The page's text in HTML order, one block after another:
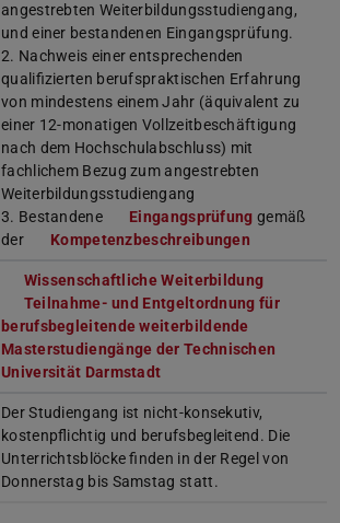
angestrebten Weiterbildungsstudiengang,
und einer bestandenen Eingangsprüfung.
2. Nachweis einer entsprechenden
qualifizierten berufspraktischen Erfahrung
von mindestens einem Jahr (äquivalent zu
einer 12-monatigen Vollzeitbeschäftigung
nach dem Hochschulabschluss) mit
fachlichem Bezug zum angestrebten
Weiterbildungsstudiengang
3. Bestandene
Eingangsprüfung gemäß
der
Kompetenzbeschreibungen
Wissenschaftliche Weiterbildung
Teilnahme- und Entgeltordnung für
berufsbegleitende weiterbildende
Masterstudiengänge der Technischen
Universität Darmstadt
Der Studiengang ist nicht-konsekutiv,
kostenpflichtig und berufsbegleitend. Die
Unterrichtsblöcke finden in der Regel von
Donnerstag bis Samstag statt.